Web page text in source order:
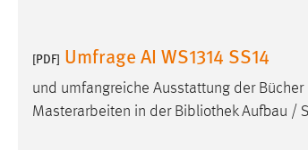
[PDF] Umfrage AI WS1314 SS14
und umfangreiche Ausstattung der Bücher
Masterarbeiten in der BibliothekAufbau /